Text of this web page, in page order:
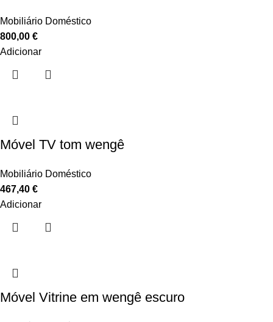
Mobiliário Doméstico
800,00 €
Adicionar
Móvel TV tom wengê
Mobiliário Doméstico
467,40 €
Adicionar
Móvel Vitrine em wengê escuro